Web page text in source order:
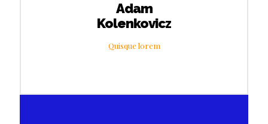
Adam
Kolenkovicz
Quisque lorem